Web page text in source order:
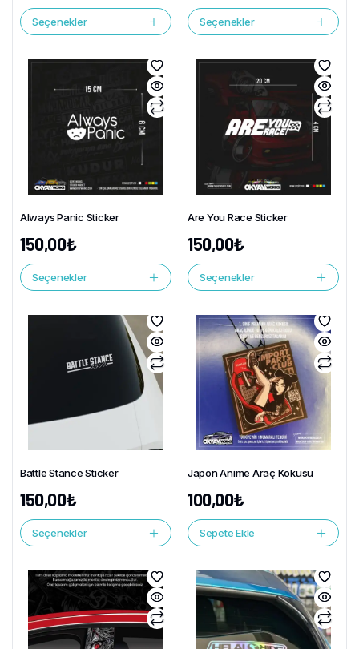
Seçenekler Seçenekler
Always Panic Sticker
150,00₺
Seçenekler
Are You Race Sticker
150,00₺
Seçenekler
Battle Stance Sticker
150,00₺
Seçenekler
Japon Anime Araç Kokusu
100,00₺
Sepete Ekle